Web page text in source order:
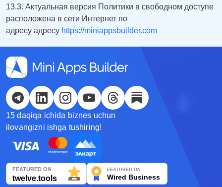
13.3. Актуальная версия Политики в свободном доступе
расположена в сети Интернет по
адресу адресу https://miniappsbuilder.com
15 daqiqa ichida biznes uchun
ilovangizni ishga tushiring!
Қазақша
О'zbek
Español
Українська
한국어
Français